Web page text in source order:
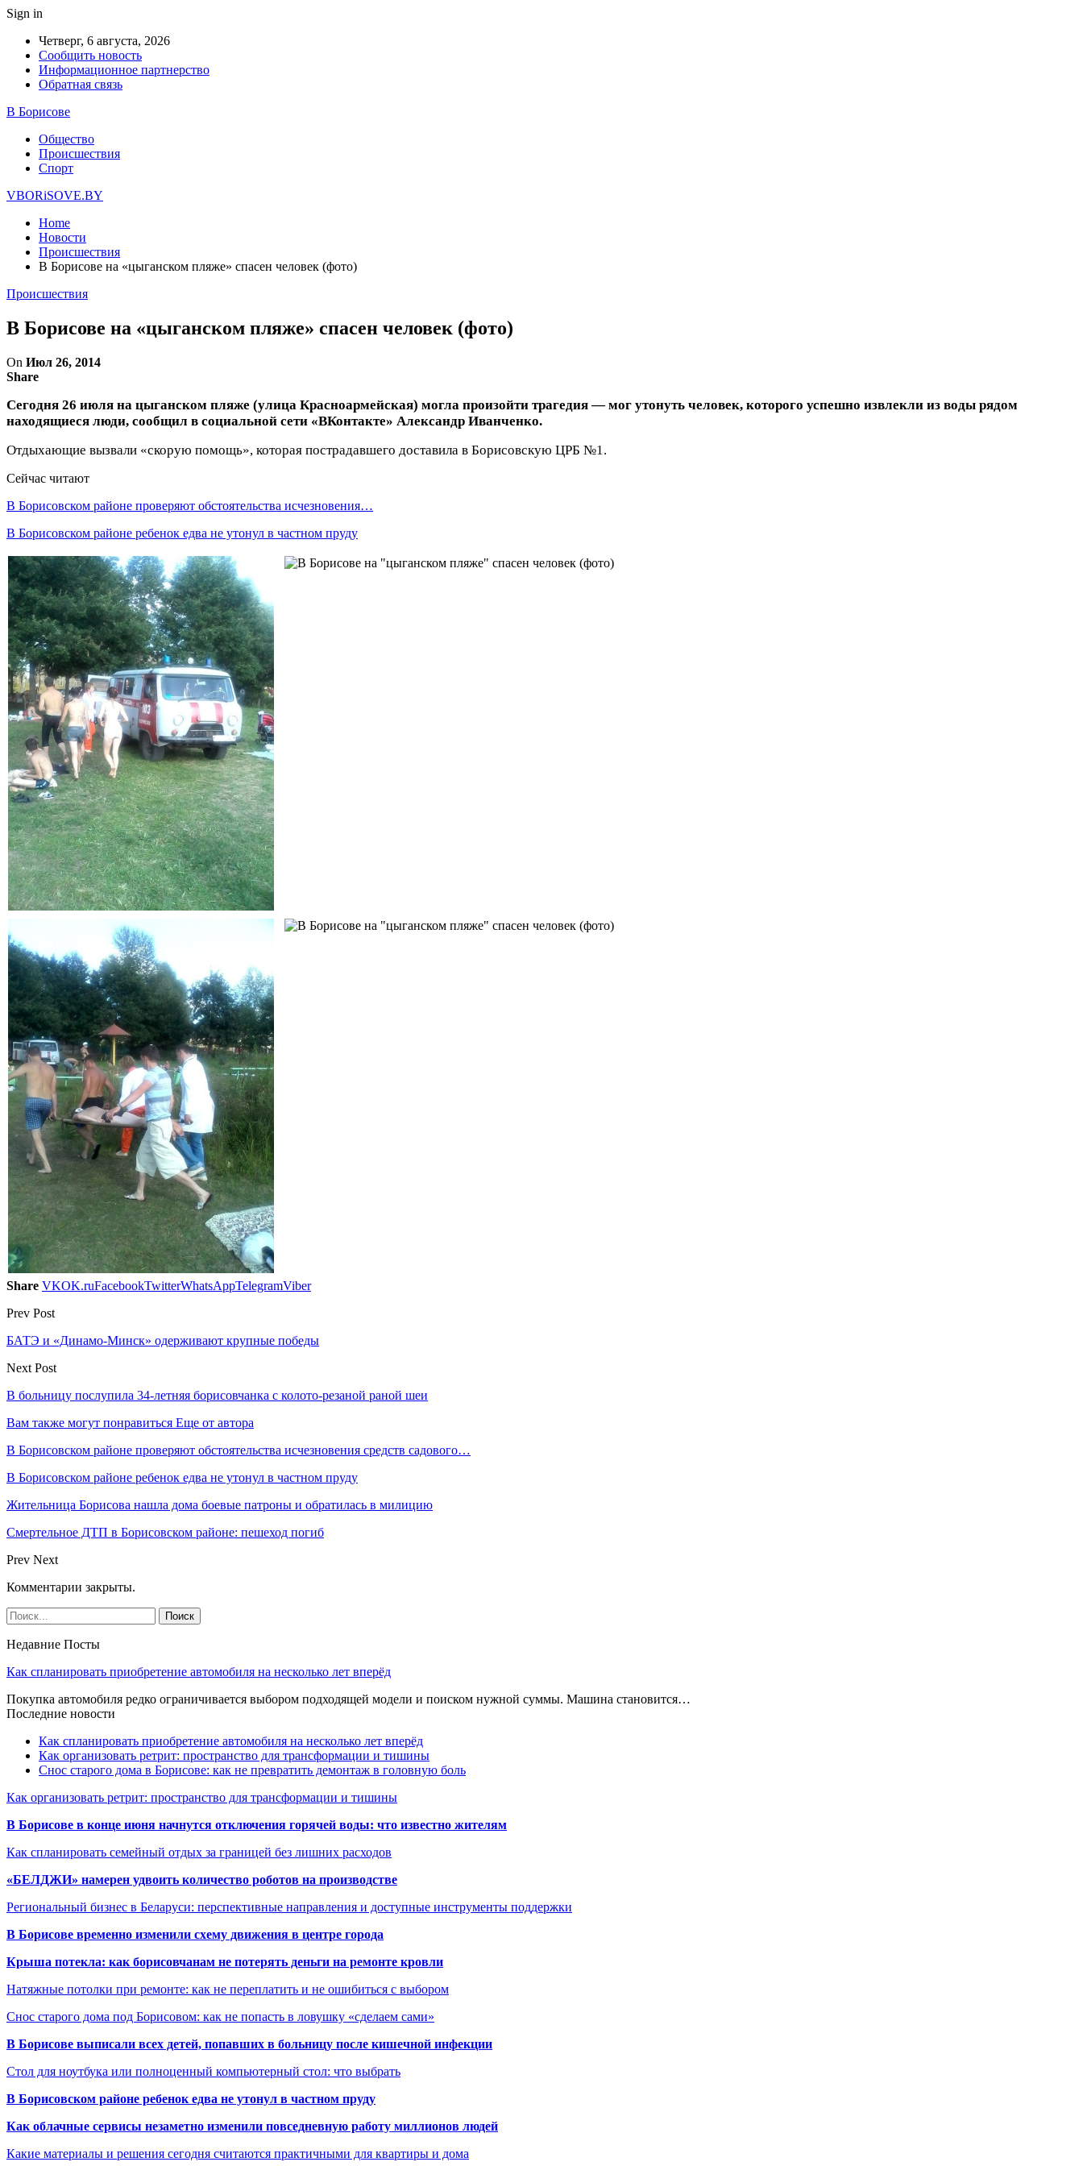
Sign in
Четверг, 6 августа, 2026
Сообщить новость
Информационное партнерство
Обратная связь
В Борисове
Общество
Происшествия
Спорт
VBORiSOVE.BY
Home
Новости
Происшествия
В Борисове на «цыганском пляже» спасен человек (фото)
Происшествия
В Борисове на «цыганском пляже» спасен человек (фото)
On Июл 26, 2014
Share
Сегодня 26 июля на цыганском пляже (улица Красноармейская) могла произойти трагедия — мог утонуть человек, которого успешно извлекли из воды рядом
находящиеся люди, сообщил в социальной сети «ВКонтакте» Александр Иванченко.
Отдыхающие вызвали «скорую помощь», которая пострадавшего доставила в Борисовскую ЦРБ №1.
Сейчас читают
В Борисовском районе проверяют обстоятельства исчезновения…
В Борисовском районе ребенок едва не утонул в частном пруду
Share VKOK.ruFacebookTwitterWhatsAppTelegramViber
Prev Post
БАТЭ и «Динамо-Минск» одерживают крупные победы
Next Post
В больницу послупила 34-летняя борисовчанка с колото-резаной раной шеи
Вам также могут понравиться Еще от автора
В Борисовском районе проверяют обстоятельства исчезновения средств садового…
В Борисовском районе ребенок едва не утонул в частном пруду
Жительница Борисова нашла дома боевые патроны и обратилась в милицию
Смертельное ДТП в Борисовском районе: пешеход погиб
Prev Next
Комментарии закрыты.
Недавние Посты
Как спланировать приобретение автомобиля на несколько лет вперёд
Покупка автомобиля редко ограничивается выбором подходящей модели и поиском нужной суммы. Машина становится…
Последние новости
Как спланировать приобретение автомобиля на несколько лет вперёд
Как организовать ретрит: пространство для трансформации и тишины
Снос старого дома в Борисове: как не превратить демонтаж в головную боль
Как организовать ретрит: пространство для трансформации и тишины
В Борисове в конце июня начнутся отключения горячей воды: что известно жителям
Как спланировать семейный отдых за границей без лишних расходов
«БЕЛДЖИ» намерен удвоить количество роботов на производстве
Региональный бизнес в Беларуси: перспективные направления и доступные инструменты поддержки
В Борисове временно изменили схему движения в центре города
Крыша потекла: как борисовчанам не потерять деньги на ремонте кровли
Натяжные потолки при ремонте: как не переплатить и не ошибиться с выбором
Снос старого дома под Борисовом: как не попасть в ловушку «сделаем сами»
В Борисове выписали всех детей, попавших в больницу после кишечной инфекции
Стол для ноутбука или полноценный компьютерный стол: что выбрать
В Борисовском районе ребенок едва не утонул в частном пруду
Как облачные сервисы незаметно изменили повседневную работу миллионов людей
Какие материалы и решения сегодня считаются практичными для квартиры и дома